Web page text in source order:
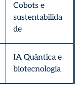
Cobots e
sustentabilida
de
IA Quântica e
biotecnologia